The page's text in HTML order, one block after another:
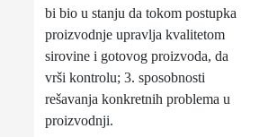
bi bio u stanju da tokom postupka
proizvodnje upravlja kvalitetom
sirovine i gotovog proizvoda, da
vrši kontrolu; 3. sposobnosti
rešavanja konkretnih problema u
proizvodnji.